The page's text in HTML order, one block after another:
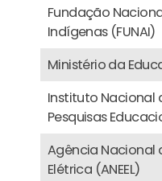
Fundação
Indígenas (FUNAI)
Ministério da
Instituto Nacional
Pesquisas
Agência Nacional
Elétrica (ANEEL)